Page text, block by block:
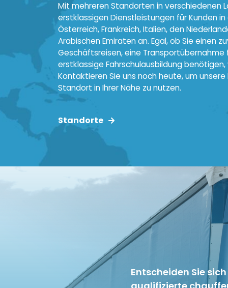
Mit mehreren Standorten in verschiedenen
erstklassigen Dienstleistungen für Kunden
Österreich, Frankreich, Italien, den
Arabischen Emiraten an. Egal, ob Sie einen
Geschäftsreisen, eine Transportübernahme
erstklassige Fahrschulausbildung benötigen,
Kontaktieren Sie uns noch heute, um
Standort in Ihrer Nähe zu nutzen.
Standorte
Entscheiden Sie